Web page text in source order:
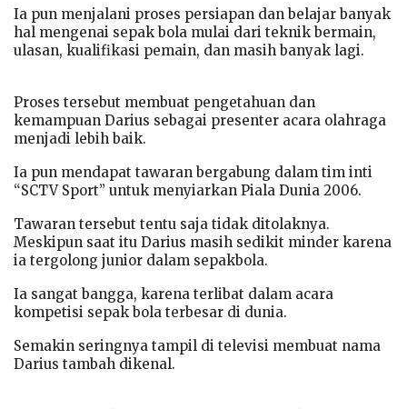
Ia pun menjalani proses persiapan dan belajar banyak
hal mengenai sepak bola mulai dari teknik bermain,
ulasan, kualifikasi pemain, dan masih banyak lagi.
Proses tersebut membuat pengetahuan dan
kemampuan Darius sebagai presenter acara olahraga
menjadi lebih baik.
Ia pun mendapat tawaran bergabung dalam tim inti
“SCTV Sport” untuk menyiarkan Piala Dunia 2006.
Tawaran tersebut tentu saja tidak ditolaknya.
Meskipun saat itu Darius masih sedikit minder karena
ia tergolong junior dalam sepakbola.
Ia sangat bangga, karena terlibat dalam acara
kompetisi sepak bola terbesar di dunia.
Semakin seringnya tampil di televisi membuat nama
Darius tambah dikenal.